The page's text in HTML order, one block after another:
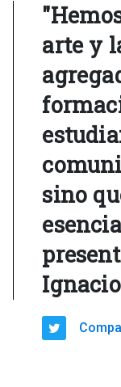
arte y
sino